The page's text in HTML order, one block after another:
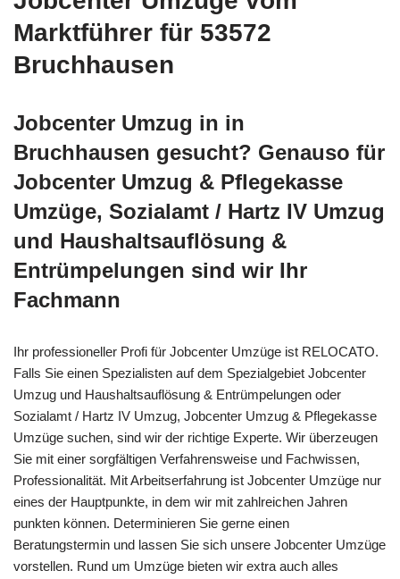
Marktführer für 53572
Bruchhausen
Jobcenter Umzug in in
Bruchhausen gesucht? Genauso für
Jobcenter Umzug & Pflegekasse
Umzüge, Sozialamt / Hartz IV Umzug
und Haushaltsauflösung &
Entrümpelungen sind wir Ihr
Fachmann
Ihr professioneller Profi für Jobcenter Umzüge ist RELOCATO.
Falls Sie einen Spezialisten auf dem Spezialgebiet Jobcenter
Umzug und Haushaltsauflösung & Entrümpelungen oder
Sozialamt / Hartz IV Umzug, Jobcenter Umzug & Pflegekasse
Umzüge suchen, sind wir der richtige Experte. Wir überzeugen
Sie mit einer sorgfältigen Verfahrensweise und Fachwissen,
Professionalität. Mit Arbeitserfahrung ist Jobcenter Umzüge nur
eines der Hauptpunkte, in dem wir mit zahlreichen Jahren
punkten können. Determinieren Sie gerne einen
Beratungstermin und lassen Sie sich unsere Jobcenter Umzüge
vorstellen. Rund um Umzüge bieten wir extra auch alles